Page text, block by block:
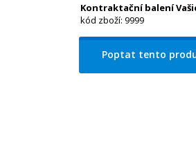
Kontraktační balení
kód zboží: 9999
Poptat tento